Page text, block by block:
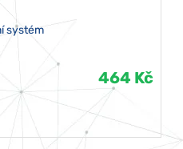
systém
464 Kč